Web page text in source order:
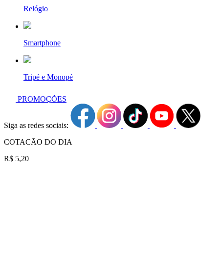
Relógio
Smartphone
Tripé e Monopé
PROMOÇÕES
Siga as redes sociais:
COTACÃO DO DIA
R$ 5,20